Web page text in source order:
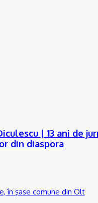
| 13 ani de
din diaspora
în şase comune din Olt